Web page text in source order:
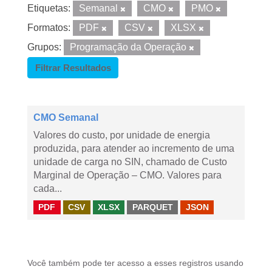
Etiquetas: Semanal CMO
PMO
Formatos:
PDF CSV
XLSX
Grupos:
Programação da Operação
Filtrar Resultados
CMO Semanal
Valores do custo, por unidade de energia
produzida, para atender ao incremento de uma
unidade de carga no SIN, chamado de Custo
Marginal de Operação – CMO. Valores para
cada...
PDF CSV XLSX PARQUET JSON
Você também pode ter acesso a esses registros usando